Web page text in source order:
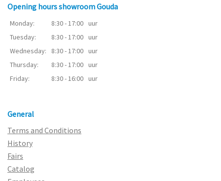
Opening hours showroom Gouda
Monday: 8:30 - 17:00 uur
Tuesday:
8:30 - 17:00 uur
Wednesday:
8:30 - 17:00 uur
Thursday:
8:30 - 17:00 uur
Friday:
8:30 - 16:00 uur
General
Terms and Conditions
History
Fairs
Catalog